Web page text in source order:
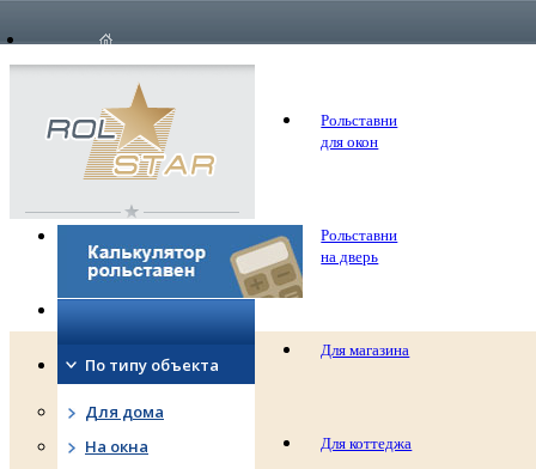
о компании
Рольставни
для окон
Рольставни
на дверь
Для магазина
Для коттеджа
По типу объекта
Для дома
На окна